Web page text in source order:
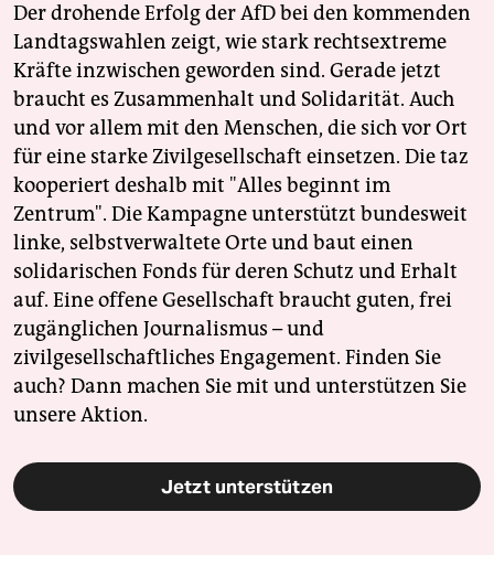
Der drohende Erfolg der AfD bei den kommenden
Landtagswahlen zeigt, wie stark rechtsextreme
Kräfte inzwischen geworden sind. Gerade jetzt
braucht es Zusammenhalt und Solidarität. Auch
und vor allem mit den Menschen, die sich vor Ort
für eine starke Zivilgesellschaft einsetzen. Die taz
kooperiert deshalb mit "Alles beginnt im
Zentrum". Die Kampagne unterstützt bundesweit
linke, selbstverwaltete Orte und baut einen
solidarischen Fonds für deren Schutz und Erhalt
auf. Eine offene Gesellschaft braucht guten, frei
zugänglichen Journalismus – und
zivilgesellschaftliches Engagement. Finden Sie
auch? Dann machen Sie mit und unterstützen Sie
unsere Aktion.
Jetzt unterstützen